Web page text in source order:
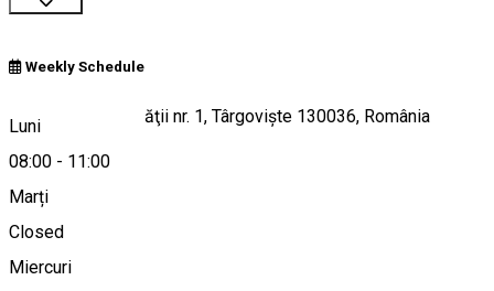
Weekly Schedule
Luni
08:00 - 11:00
Marți
Closed
Miercuri
Cetății Strada Cetăţii nr. 1, Târgoviște 130036, România
Hartă
Despre